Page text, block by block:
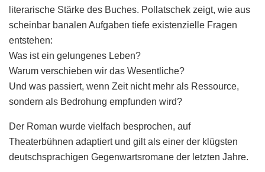
literarische Stärke des Buches. Pollatschek zeigt, wie aus
scheinbar banalen Aufgaben tiefe existenzielle Fragen
entstehen:
Was ist ein gelungenes Leben?
Warum verschieben wir das Wesentliche?
Und was passiert, wenn Zeit nicht mehr als Ressource,
sondern als Bedrohung empfunden wird?
Der Roman wurde vielfach besprochen, auf
Theaterbühnen adaptiert und gilt als einer der klügsten
deutschsprachigen Gegenwartsromane der letzten Jahre.